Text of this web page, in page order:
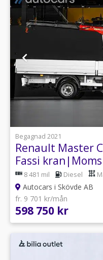
Begagnad 2021
Renault Master
Fassi
8 481 mil Diesel
Autocars i Skövde AB
fr. 9 701 kr/mån
598 750 kr